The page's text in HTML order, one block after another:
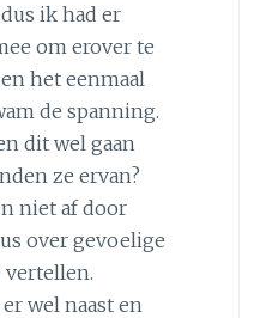
ik had er
om erover te
het eenmaal
de spanning.
dit wel gaan
ze ervan?
niet af door
over gevoelige
wel naast en